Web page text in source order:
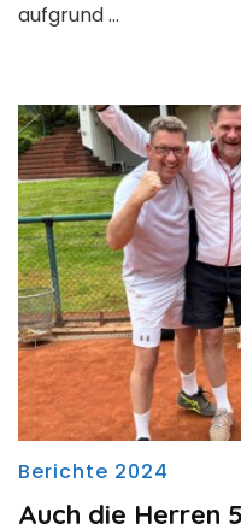
aufgrund …
Berichte 2024
Auch die Herren